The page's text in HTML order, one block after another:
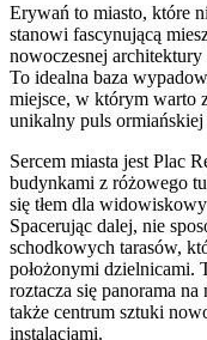
Erywań to miasto, które
stanowi fascynującą
nowoczesnej
To idealna baza
miejsce, w którym warto
unikalny puls
Sercem miasta jest Plac
budynkami z różowego
się tłem dla
Spacerując dalej, nie
schodkowych tarasów,
położonymi
roztacza się panorama
także centrum sztuki
instalacjami.